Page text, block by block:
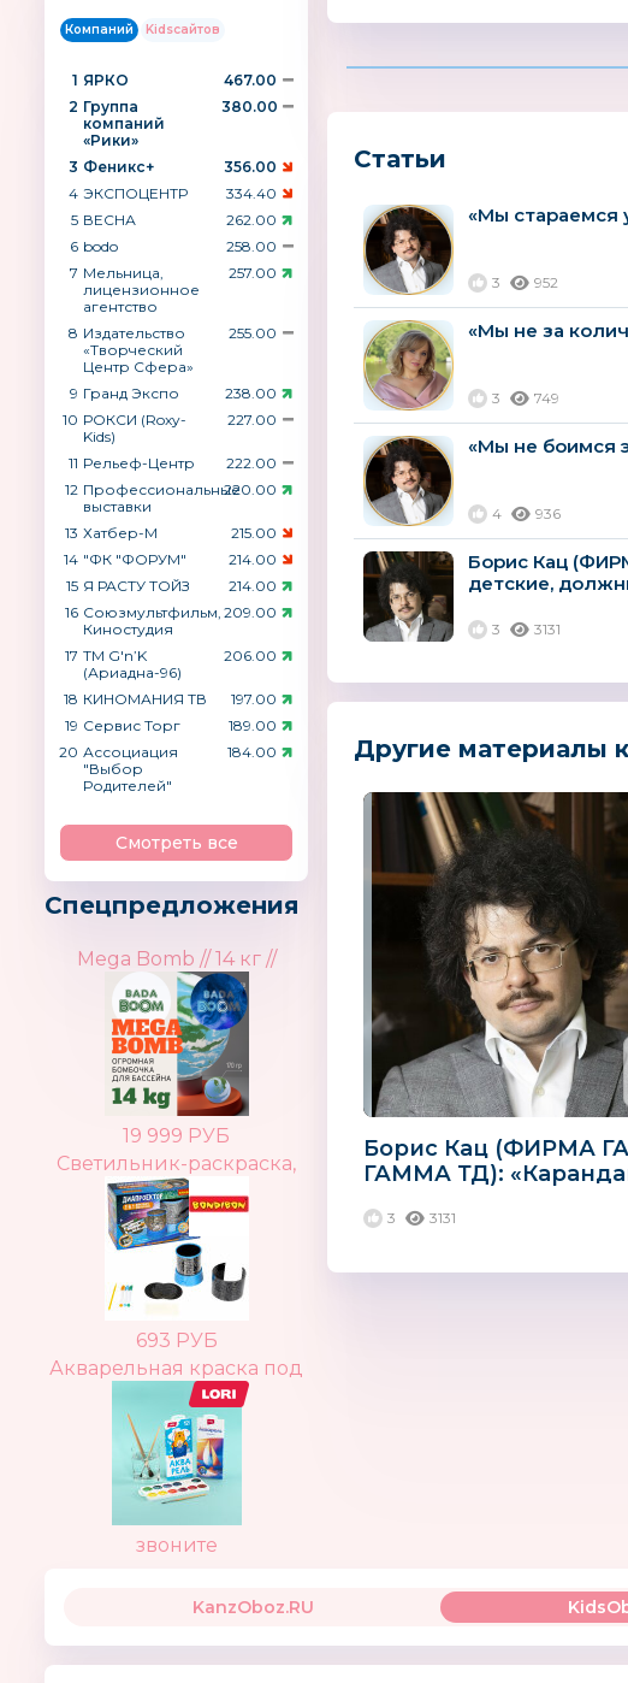
Компаний Kidsсайтов
1 ЯРКО
467.00
2 Группа
компаний
«Рики»
380.00
3 Феникс+
356.00
4 ЭКСПОЦЕНТР
334.40
5 ВЕСНА
262.00
6 bodo
258.00
7 Мельница,
лицензионное
агентство
257.00
8 Издательство
«Творческий
Центр Сфера»
255.00
9 Гранд Экспо
238.00
10 РОКСИ (Roxy-
Kids)
227.00
11 Рельеф-Центр
222.00
12 Профессиональные
выставки
220.00
13 Хатбер-М
215.00
14 "ФК "ФОРУМ"
214.00
15 Я РАСТУ ТОЙЗ
214.00
16 Союзмультфильм,
Киностудия
209.00
17 ТМ G′n’K
(Ариадна-96)
206.00
18 КИНОМАНИЯ ТВ
197.00
19 Сервис Торг
189.00
20 Ассоциация
"Выбор
Родителей"
184.00
Смотреть все
Спецпредложения
Mega Bomb // 14 кг //
19 999 РУБ
Светильник-раскраска,
693 РУБ
Акварельная краска под
звоните
Статьи
«Мы стараемся
3 952
«Мы не за
3 749
«Мы не боимся
4 936
Борис Кац
детские,
3 3131
Другие материалы
Борис Кац (ФИРМА
ГАММА ТД):
быть безопасными»
3 3131
KanzOboz.RU